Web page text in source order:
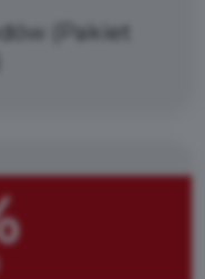
(Pakiet